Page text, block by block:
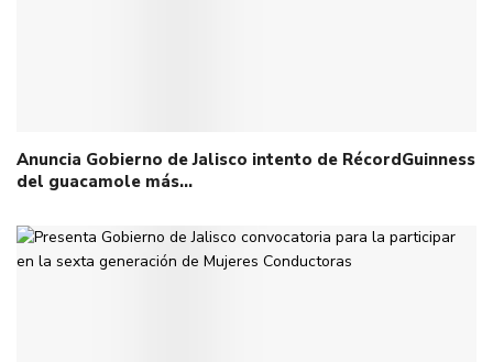
Anuncia Gobierno de Jalisco intento de RécordGuinness
del guacamole más…